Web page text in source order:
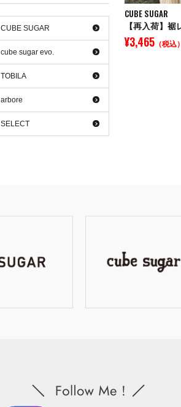
CUBE SUGAR
¥3,465 （税込）
CUBE SUGAR
cube sugar evo.
TOBILA
arbore
SELECT